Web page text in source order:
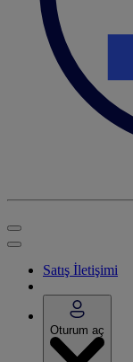
Satış İletişimi
Oturum aç